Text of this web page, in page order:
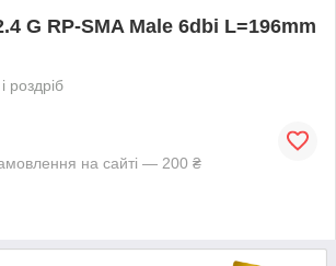
G RP-SMA Male 6dbi L=196mm
роздріб
на сайті — 200 ₴